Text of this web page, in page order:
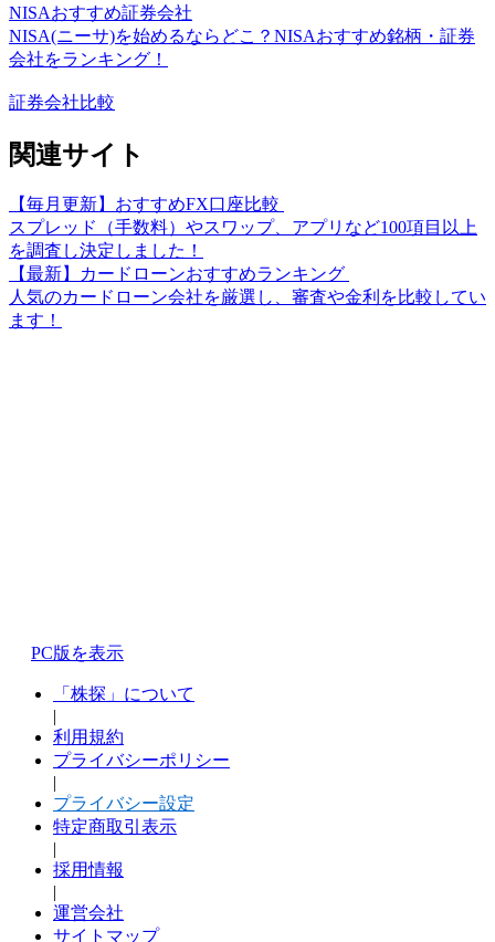
NISAおすすめ証券会社
NISA(ニーサ)を始めるならどこ？NISAおすすめ銘柄・証券
会社をランキング！
証券会社比較
関連サイト
【毎月更新】おすすめFX口座比較
スプレッド（手数料）やスワップ、アプリなど100項目以上
を調査し決定しました！
【最新】カードローンおすすめランキング
人気のカードローン会社を厳選し、審査や金利を比較してい
ます！
PC版を表示
「株探」について
利用規約
プライバシーポリシー
プライバシー設定
特定商取引表示
採用情報
運営会社
サイトマップ